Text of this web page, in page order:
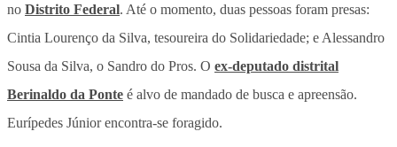
no Distrito Federal. Até o momento, duas pessoas foram presas:
Cintia Lourenço da Silva, tesoureira do Solidariedade; e Alessandro
Sousa da Silva, o Sandro do Pros. O ex-deputado distrital
Berinaldo da Ponte é alvo de mandado de busca e apreensão.
Eurípedes Júnior encontra-se foragido.